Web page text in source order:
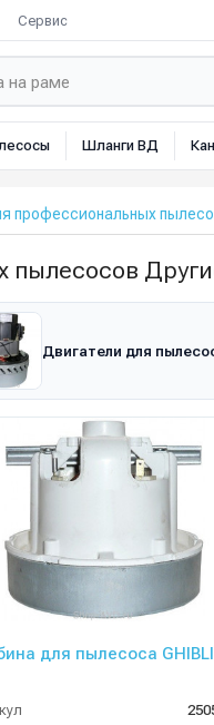
Сервис
Шланги ВД
профессиональных
пылесосов
Двигатели для
для пылесоса GHIBLI